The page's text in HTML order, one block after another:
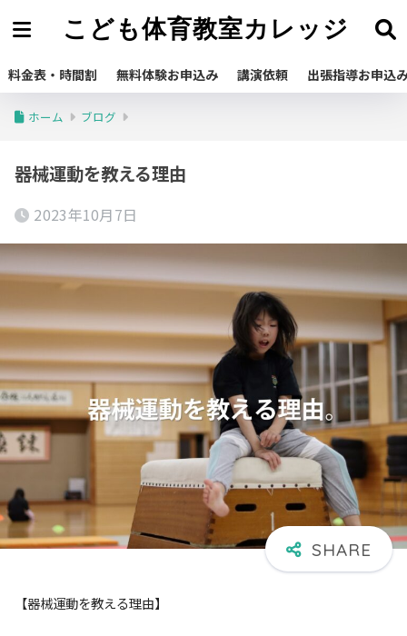
こども体育教室カレッジ
料金表・時間割 無料体験お申込み 講演依頼 出張指導お申込
ホーム ブログ
器械運動を教える理由
2023年10月7日
【器械運動を教える理由】